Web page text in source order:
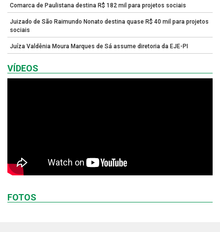
Comarca de Paulistana destina R$ 182 mil para projetos sociais
Juizado de São Raimundo Nonato destina quase R$ 40 mil para projetos
sociais
Juíza Valdênia Moura Marques de Sá assume diretoria da EJE-PI
VÍDEOS
FOTOS